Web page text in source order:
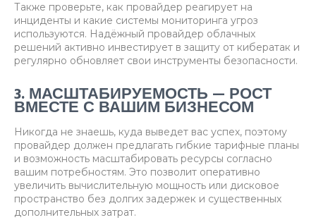
Также проверьте, как провайдер реагирует на
инциденты и какие системы мониторинга угроз
используются. Надёжный провайдер облачных
решений активно инвестирует в защиту от кибератак и
регулярно обновляет свои инструменты безопасности.
3. МАСШТАБИРУЕМОСТЬ — РОСТ
ВМЕСТЕ С ВАШИМ БИЗНЕСОМ
Никогда не знаешь, куда выведет вас успех, поэтому
провайдер должен предлагать гибкие тарифные планы
и возможность масштабировать ресурсы согласно
вашим потребностям. Это позволит оперативно
увеличить вычислительную мощность или дисковое
пространство без долгих задержек и существенных
дополнительных затрат.